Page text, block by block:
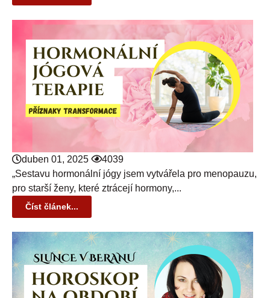
duben 01, 2025
4039
„Sestavu hormonální jógy jsem vytvářela pro menopauzu,
pro starší ženy, které ztrácejí hormony,...
Číst článek...